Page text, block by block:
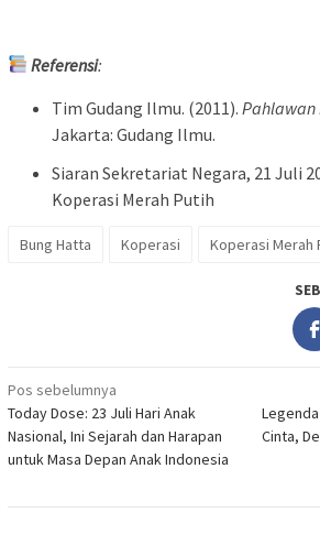
Referensi:
Tim Gudang Ilmu. (2011). Pahlawan
Jakarta: Gudang Ilmu.
Siaran Sekretariat Negara, 21 Juli
Koperasi Merah Putih
Bung Hatta Koperasi Koperasi Merah
Navigasi
pos
Pos sebelumnya
Today Dose: 23 Juli Hari Anak
Nasional, Ini Sejarah dan Harapan
untuk Masa Depan Anak Indonesia
Cinta,